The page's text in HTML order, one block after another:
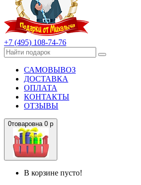
+7 (495) 108-74-76
САМОВЫВОЗ
ДОСТАВКА
ОПЛАТА
КОНТАКТЫ
ОТЗЫВЫ
0товаровна 0 р
В корзине пусто!